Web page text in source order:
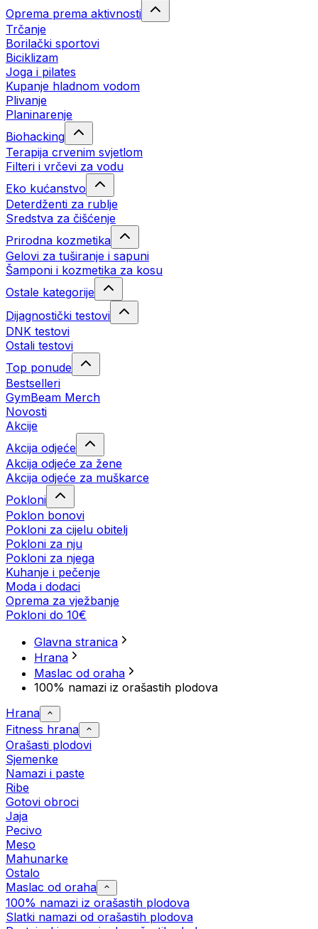
Oprema prema aktivnosti
Trčanje
Borilački sportovi
Biciklizam
Joga i pilates
Kupanje hladnom vodom
Plivanje
Planinarenje
Biohacking
Terapija crvenim svjetlom
Filteri i vrčevi za vodu
Eko kućanstvo
Deterdženti za rublje
Sredstva za čišćenje
Prirodna kozmetika
Gelovi za tuširanje i sapuni
Šamponi i kozmetika za kosu
Ostale kategorije
Dijagnostički testovi
DNK testovi
Ostali testovi
Top ponude
Bestselleri
GymBeam Merch
Novosti
Akcije
Akcija odjeće
Akcija odjeće za žene
Akcija odjeće za muškarce
Pokloni
Poklon bonovi
Pokloni za cijelu obitelj
Pokloni za nju
Pokloni za njega
Kuhanje i pečenje
Moda i dodaci
Oprema za vježbanje
Pokloni do 10€
Glavna stranica
Hrana
Maslac od oraha
100% namazi iz orašastih plodova
Hrana
Fitness hrana
Orašasti plodovi
Sjemenke
Namazi i paste
Ribe
Gotovi obroci
Jaja
Pecivo
Meso
Mahunarke
Ostalo
Maslac od oraha
100% namazi iz orašastih plodova
Slatki namazi od orašastih plodova